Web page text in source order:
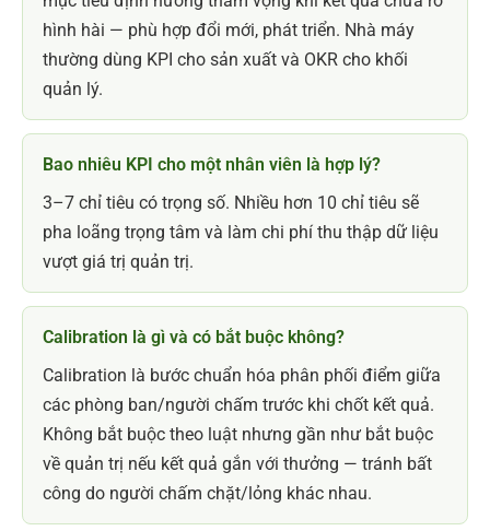
hình hài — phù hợp đổi mới, phát triển. Nhà máy
thường dùng KPI cho sản xuất và OKR cho khối
quản lý.
Bao nhiêu KPI cho một nhân viên là hợp lý?
3–7 chỉ tiêu có trọng số. Nhiều hơn 10 chỉ tiêu sẽ
pha loãng trọng tâm và làm chi phí thu thập dữ liệu
vượt giá trị quản trị.
Calibration là gì và có bắt buộc không?
Calibration là bước chuẩn hóa phân phối điểm giữa
các phòng ban/người chấm trước khi chốt kết quả.
Không bắt buộc theo luật nhưng gần như bắt buộc
về quản trị nếu kết quả gắn với thưởng — tránh bất
công do người chấm chặt/lỏng khác nhau.